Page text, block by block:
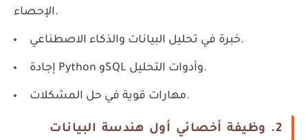
الإحصاء.
خبرة في تحليل البيانات والذكاء الاصطناعي.
إجادة Python وSQL وأدوات التحليل.
مهارات قوية في حل المشكلات.
2. وظيفة أخصائي أول هندسة البيانات